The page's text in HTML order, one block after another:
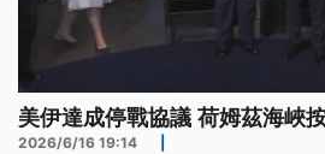
美伊達成停戰協議 荷姆茲海峽
2026/6/16 19:14